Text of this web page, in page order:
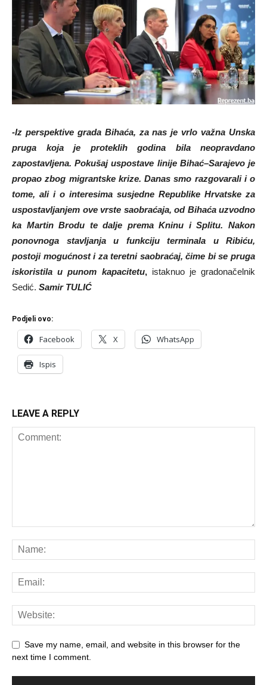
-Iz perspektive grada Bihaća, za nas je vrlo važna Unska
pruga koja je proteklih godina bila neopravdano
zapostavljena. Pokušaj uspostave linije Bihać–Sarajevo je
propao zbog migrantske krize. Danas smo razgovarali i o
tome, ali i o interesima susjedne Republike Hrvatske za
uspostavljanjem ove vrste saobraćaja, od Bihaća uzvodno
ka Martin Brodu te dalje prema Kninu i Splitu. Nakon
ponovnoga stavljanja u funkciju terminala u Ribiću,
postoji mogućnost i za teretni saobraćaj, čime bi se pruga
iskoristila u punom kapacitetu, istaknuo je gradonačelnik
Sedić. Samir TULIĆ
Podjeli ovo:
Facebook X WhatsApp
Ispis
LEAVE A REPLY
Save my name, email, and website in this browser for the
next time I comment.